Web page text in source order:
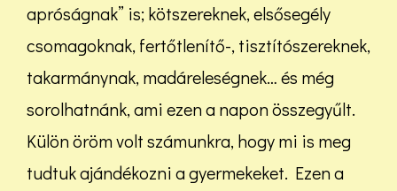
apróságnak” is; kötszereknek, elsősegély
csomagoknak, fertőtlenítő-, tisztítószereknek,
takarmánynak, madáreleségnek… és még
sorolhatnánk, ami ezen a napon összegyűlt.
Külön öröm volt számunkra, hogy mi is meg
tudtuk ajándékozni a gyermekeket. Ezen a